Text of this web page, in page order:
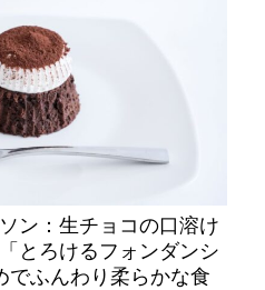
ン：生チョコの口溶け
とろけるフォンダンシ
でふんわり柔らかな食